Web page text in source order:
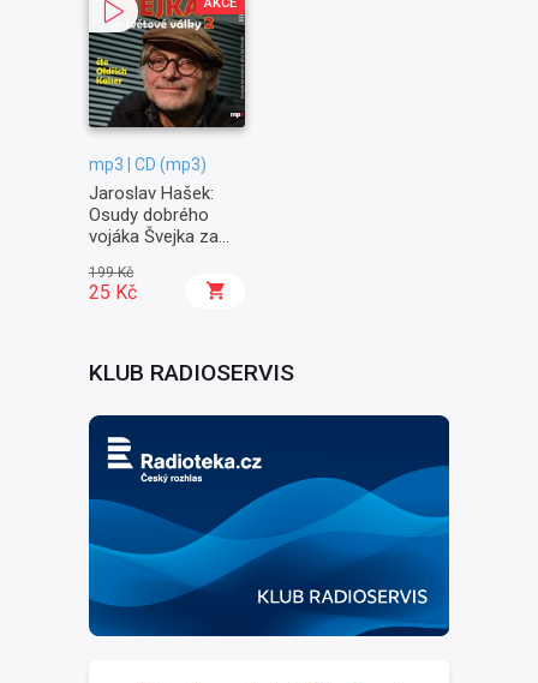
mp3 | CD (mp3)
Jaroslav Hašek:
Osudy dobrého
vojáka Švejka za
Na frontě
199 Kč
25 Kč
KLUB RADIOSERVIS